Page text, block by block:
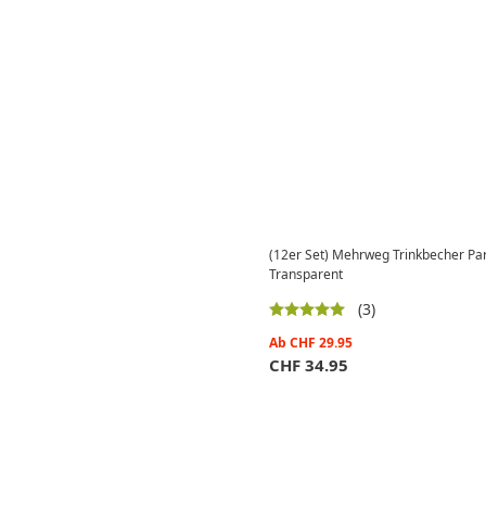
(12er Set) Mehrweg Trinkbecher
Transparent
(3)
Ab CHF 29.95
CHF 34.95